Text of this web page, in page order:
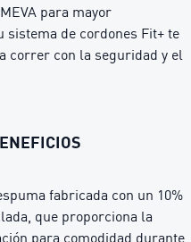
para mayor
sistema de cordones Fit+ te
correr con la seguridad y el
fabricada con un 10%
que proporciona la
para comodidad durante